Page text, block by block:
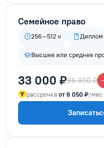
Семейное право
256–512 ч Диплом
Высшее или среднее
33 000 ₽36 300 ₽
рассрочка от 6 050 ₽/мес